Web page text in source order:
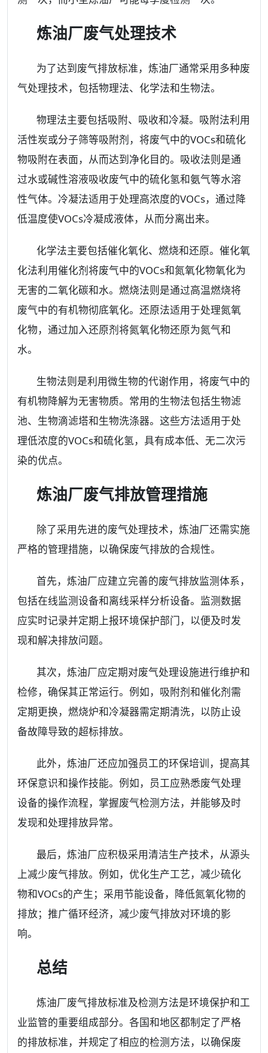
炼油厂废气处理技术
为了达到废气排放标准，炼油厂通常采用多种废
气处理技术，包括物理法、化学法和生物法。
物理法主要包括吸附、吸收和冷凝。吸附法利用
活性炭或分子筛等吸附剂，将废气中的VOCs和硫化
物吸附在表面，从而达到净化目的。吸收法则是通
过水或碱性溶液吸收废气中的硫化氢和氨气等水溶
性气体。冷凝法适用于处理高浓度的VOCs，通过降
低温度使VOCs冷凝成液体，从而分离出来。
化学法主要包括催化氧化、燃烧和还原。催化氧
化法利用催化剂将废气中的VOCs和氮氧化物氧化为
无害的二氧化碳和水。燃烧法则是通过高温燃烧将
废气中的有机物彻底氧化。还原法适用于处理氮氧
化物，通过加入还原剂将氮氧化物还原为氮气和
水。
生物法则是利用微生物的代谢作用，将废气中的
有机物降解为无害物质。常用的生物法包括生物滤
池、生物滴滤塔和生物洗涤器。这些方法适用于处
理低浓度的VOCs和硫化氢，具有成本低、无二次污
染的优点。
炼油厂废气排放管理措施
除了采用先进的废气处理技术，炼油厂还需实施
严格的管理措施，以确保废气排放的合规性。
首先，炼油厂应建立完善的废气排放监测体系，
包括在线监测设备和离线采样分析设备。监测数据
应实时记录并定期上报环境保护部门，以便及时发
现和解决排放问题。
其次，炼油厂应定期对废气处理设施进行维护和
检修，确保其正常运行。例如，吸附剂和催化剂需
定期更换，燃烧炉和冷凝器需定期清洗，以防止设
备故障导致的超标排放。
此外，炼油厂还应加强员工的环保培训，提高其
环保意识和操作技能。例如，员工应熟悉废气处理
设备的操作流程，掌握废气检测方法，并能够及时
发现和处理排放异常。
最后，炼油厂应积极采用清洁生产技术，从源头
上减少废气排放。例如，优化生产工艺，减少硫化
物和VOCs的产生；采用节能设备，降低氮氧化物的
排放；推广循环经济，减少废气排放对环境的影
响。
总结
炼油厂废气排放标准及检测方法是环境保护和工
业监管的重要组成部分。各国和地区都制定了严格
的排放标准，并规定了相应的检测方法，以确保废